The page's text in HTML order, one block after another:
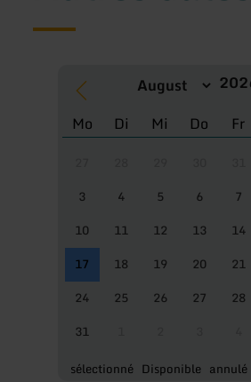
Mo Di Mi Do Fr
3
4 5 6 7
10
11 12 13 14
17
18 19 20 21
24
25 26 27 28
31
sélectionné Disponible annulé